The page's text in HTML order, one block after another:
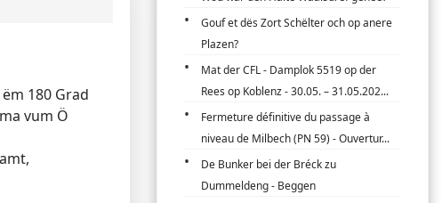
180 Grad
vum Ö
Gouf et dës Zort Schëlter och op anere
Plazen?
Mat der CFL - Damplok 5519 op der
Rees op Koblenz - 30.05. – 31.05.202...
Fermeture définitive du passage à
niveau de Milbech (PN 59) - Ouvertur...
De Bunker bei der Bréck zu
Dummeldeng - Beggen